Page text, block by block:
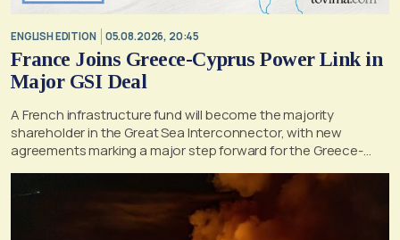
ENGLISH EDITION 05.08.2026, 20:45
France Joins Greece-Cyprus Power Link in
Major GSI Deal
A French infrastructure fund will become the majority
shareholder in the Great Sea Interconnector, with new
agreements marking a major step forward for the Greece-